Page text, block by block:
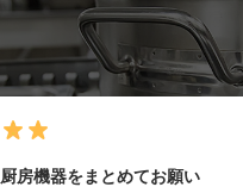
厨房機器をまとめてお願い